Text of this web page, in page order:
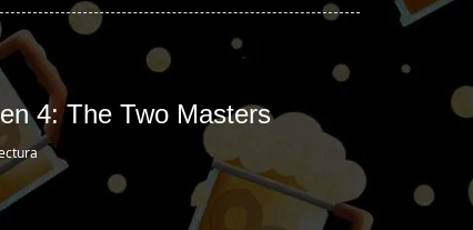
4: The Two Masters